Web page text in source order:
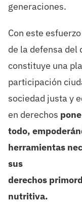
generaciones.
Con este
de la defensa del
constituye una
participación
sociedad justa y
en derechos pone
todo,
herramientas
sus
derechos
nutritiva.